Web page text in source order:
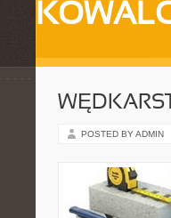
POSTED BY ADMIN